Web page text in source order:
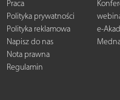
Praca
Polityka prywatności
Polityka reklamowa
Napisz do nas
Nota prawna
Regulamin
e-